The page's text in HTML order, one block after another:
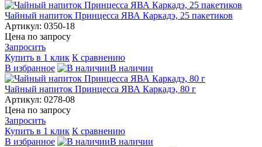
Чайный напиток Принцесса ЯВА Каркадэ, 25 пакетиков
Артикул: 0350-18
Цена по запросу
Запросить
Купить в 1 клик К сравнению
В избранное
В наличии
Чайный напиток Принцесса ЯВА Каркадэ, 80 г
Артикул: 0278-08
Цена по запросу
Запросить
Купить в 1 клик К сравнению
В избранное
В наличии